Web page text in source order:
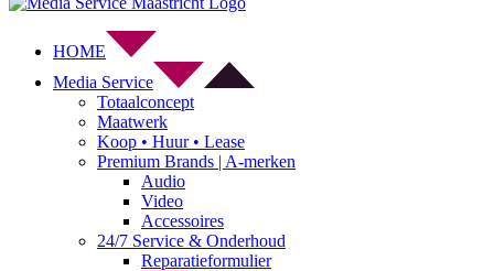
HOME
Media Service
Totaalconcept
Maatwerk
Koop • Huur • Lease
Premium Brands | A-merken
Audio
Video
Accessoires
24/7 Service & Onderhoud
Reparatieformulier